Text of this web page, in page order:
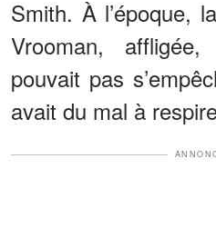
Smith. À l’époque,
Vrooman,
pouvait pas
avait du mal à